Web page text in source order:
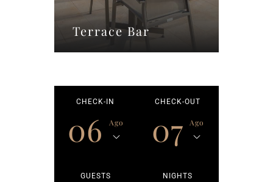
Terrace Bar
CHECK-IN
06 Ago
CHECK-OUT
07 Ago
GUESTS NIGHTS